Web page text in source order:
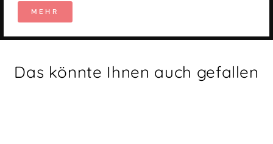
MEHR
Das könnte Ihnen auch gefallen